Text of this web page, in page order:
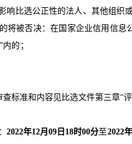
响比选公正性的法人、其他组织
将被否决：在国家企业信用信
的；
标准和内容见比选文件第三章“
2022年12月09 日 18时00分至2022年